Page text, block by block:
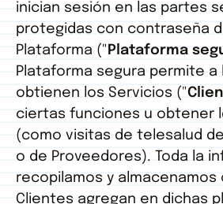
inician sesión en las partes
protegidas con contraseña
Plataforma (" Plataforma
Plataforma segura permite a
obtienen los Servicios ("
ciertas funciones u obtener
(como visitas de telesalud
o de Proveedores). Toda la
recopilamos y almacenamos
Clientes agregan en dichas